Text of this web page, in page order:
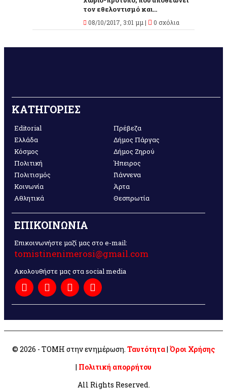
τον εθελοντισμό και...
08/10/2017, 3:01 μμ | 0 σχόλια
ΚΑΤΗΓΟΡΙΕΣ
Editorial
Ελλάδα
Κόσμος
Πολιτική
Πολιτισμός
Κοινωνία
Αθλητικά
Πρέβεζα
Δήμος Πάργας
Δήμος Ζηρού
Ήπειρος
Γιάννενα
Άρτα
Θεσπρωτία
ΕΠΙΚΟΙΝΩΝΙΑ
Επικοινωνήστε μαζί μας στο e-mail:
tomistinenimerosi@gmail.com
Ακολουθήστε μας στα social media
© 2026 - ΤΟΜΗ στην ενημέρωση. Ταυτότητα| Όροι Χρήσης
| Πολιτική απορρήτου
All Rights Reserved.